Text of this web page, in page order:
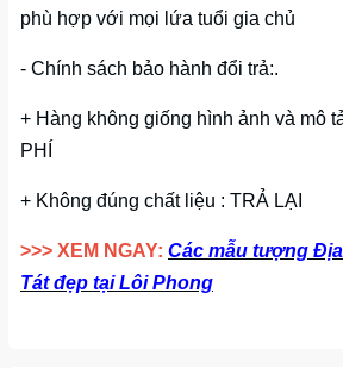
phù hợp với mọi lứa tuổi gia chủ
- Chính sách bảo hành đổi trả:.
+ Hàng không giống hình ảnh và mô
PHÍ
+ Không đúng chất liệu : TRẢ LẠI
>>> XEM NGAY: Các mẫu tượng
Tát đẹp tại Lôi Phong